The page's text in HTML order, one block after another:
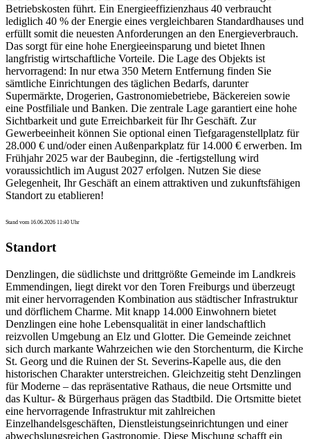
Betriebskosten führt. Ein Energieeffizienzhaus 40 verbraucht
lediglich 40 % der Energie eines vergleichbaren Standardhauses und
erfüllt somit die neuesten Anforderungen an den Energieverbrauch.
Das sorgt für eine hohe Energieeinsparung und bietet Ihnen
langfristig wirtschaftliche Vorteile. Die Lage des Objekts ist
hervorragend: In nur etwa 350 Metern Entfernung finden Sie
sämtliche Einrichtungen des täglichen Bedarfs, darunter
Supermärkte, Drogerien, Gastronomiebetriebe, Bäckereien sowie
eine Postfiliale und Banken. Die zentrale Lage garantiert eine hohe
Sichtbarkeit und gute Erreichbarkeit für Ihr Geschäft. Zur
Gewerbeeinheit können Sie optional einen Tiefgaragenstellplatz für
28.000 € und/oder einen Außenparkplatz für 14.000 € erwerben. Im
Frühjahr 2025 war der Baubeginn, die -fertigstellung wird
voraussichtlich im August 2027 erfolgen. Nutzen Sie diese
Gelegenheit, Ihr Geschäft an einem attraktiven und zukunftsfähigen
Standort zu etablieren!
Stand vom 16.06.2026 11:40 Uhr
Standort
Denzlingen, die südlichste und drittgrößte Gemeinde im Landkreis
Emmendingen, liegt direkt vor den Toren Freiburgs und überzeugt
mit einer hervorragenden Kombination aus städtischer Infrastruktur
und dörflichem Charme. Mit knapp 14.000 Einwohnern bietet
Denzlingen eine hohe Lebensqualität in einer landschaftlich
reizvollen Umgebung an Elz und Glotter. Die Gemeinde zeichnet
sich durch markante Wahrzeichen wie den Storchenturm, die Kirche
St. Georg und die Ruinen der St. Severins-Kapelle aus, die den
historischen Charakter unterstreichen. Gleichzeitig steht Denzlingen
für Moderne – das repräsentative Rathaus, die neue Ortsmitte und
das Kultur- & Bürgerhaus prägen das Stadtbild. Die Ortsmitte bietet
eine hervorragende Infrastruktur mit zahlreichen
Einzelhandelsgeschäften, Dienstleistungseinrichtungen und einer
abwechslungsreichen Gastronomie. Diese Mischung schafft ein